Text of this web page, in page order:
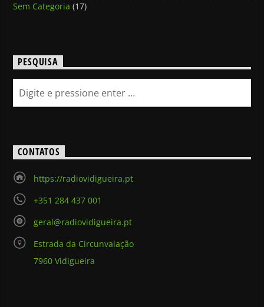
Sem Categoria (17)
PESQUISA
CONTATOS
https://radiovidigueira.pt
+351 284 437 001
geral@radiovidigueira.pt
Estrada da Circunvalação
7960 Vidigueira